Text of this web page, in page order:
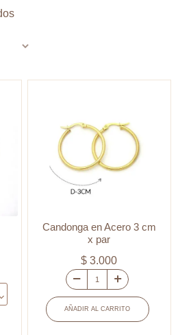
Ordenado
popularidad
Candonga en Acero 3 cm
x par
$ 3.000
Candonga
en
Acero
AÑADIR AL CARRITO